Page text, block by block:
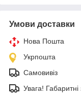
Умови доставки
Нова Пошта
Укрпошта
Самовивіз
Увага!